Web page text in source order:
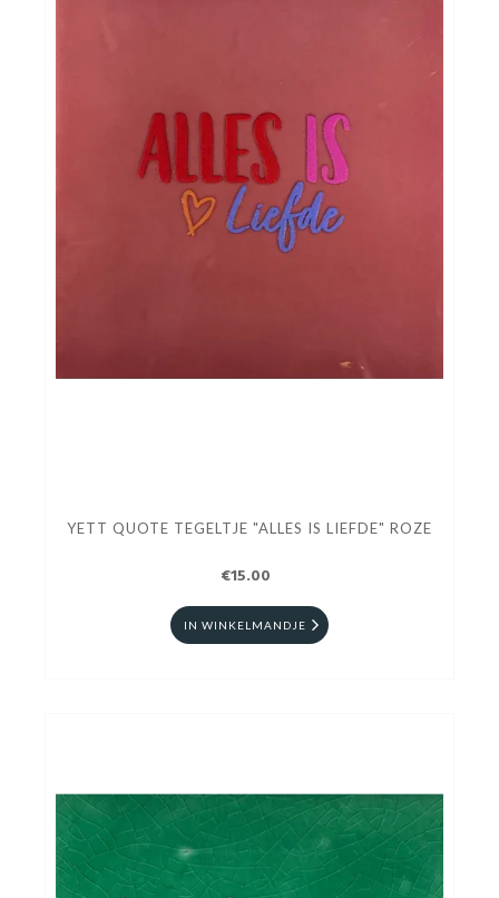
YETT QUOTE TEGELTJE "ALLES IS LIEFDE" ROZE
€15.00
IN WINKELMANDJE